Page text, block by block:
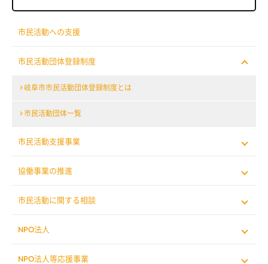
市民活動への支援
市民活動団体登録制度
岐阜市市民活動団体登録制度とは
市民活動団体一覧
市民活動支援事業
協働事業の推進
市民活動に関する相談
NPO法人
NPO法人等応援事業